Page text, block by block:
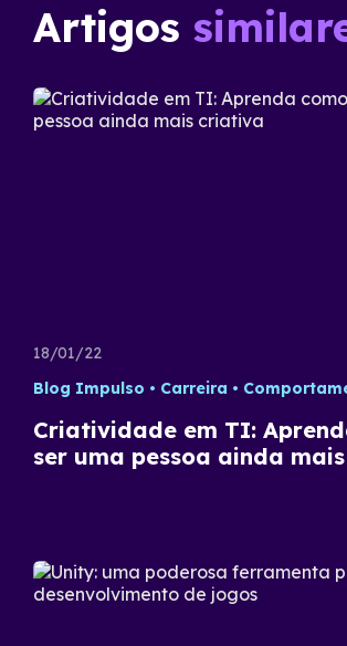
Artigos
18/01/22
Blog Impulso
Carreira
Criatividade em TI:
ser uma pessoa ainda